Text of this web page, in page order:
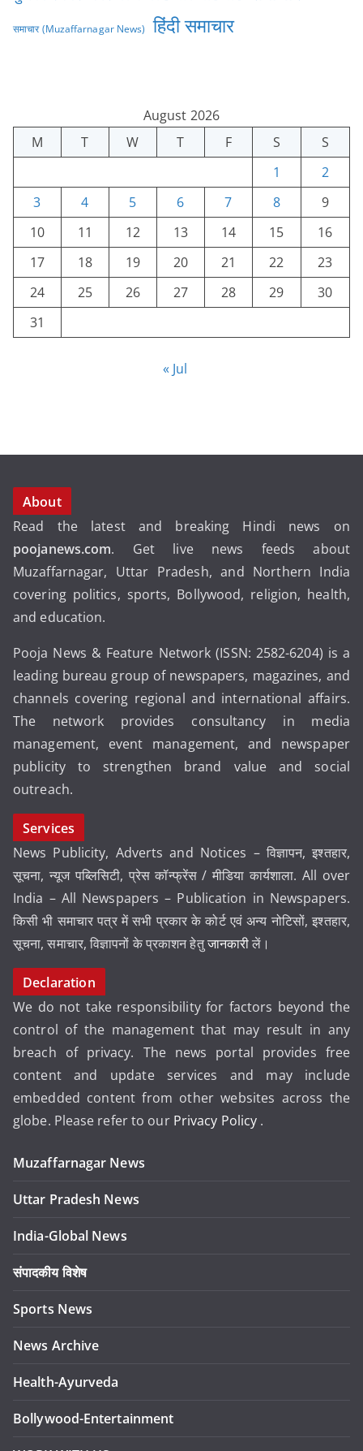
समाचार (Muzaffarnagar News) हिंदी समाचार
August 2026
M
T W T F S
S
1
2
3
4 5 6 7 8
9
10
11 12 13 14 15
16
17
18 19 20 21 22
23
24
25 26 27 28 29
30
31
« Jul
About
Read the latest and breaking Hindi news on
poojanews.com. Get live news feeds about
Muzaffarnagar, Uttar Pradesh, and Northern India
covering politics, sports, Bollywood, religion, health,
and education.
Pooja News & Feature Network (ISSN: 2582-6204) is a
leading bureau group of newspapers, magazines, and
channels covering regional and international affairs.
The network provides consultancy in media
management, event management, and newspaper
publicity to strengthen brand value and social
outreach.
Services
News Publicity, Adverts and Notices – विज्ञापन, इश्तहार,
सूचना, न्यूज पब्लिसिटी, प्रेस कॉन्फ्रेंस / मीडिया कार्यशाला. All over
India – All Newspapers – Publication in Newspapers.
किसी भी समाचार पत्र में सभी प्रकार के कोर्ट एवं अन्य नोटिसों, इश्तहार,
सूचना, समाचार, विज्ञापनों के प्रकाशन हेतुजानकारीलें।
Declaration
We do not take responsibility for factors beyond the
control of the management that may result in any
breach of privacy. The news portal provides free
content and update services and may include
embedded content from other websites across the
globe. Please refer to our Privacy Policy .
Muzaffarnagar News
Uttar Pradesh News
India-Global News
संपादकीय विशेष
Sports News
News Archive
Health-Ayurveda
Bollywood-Entertainment